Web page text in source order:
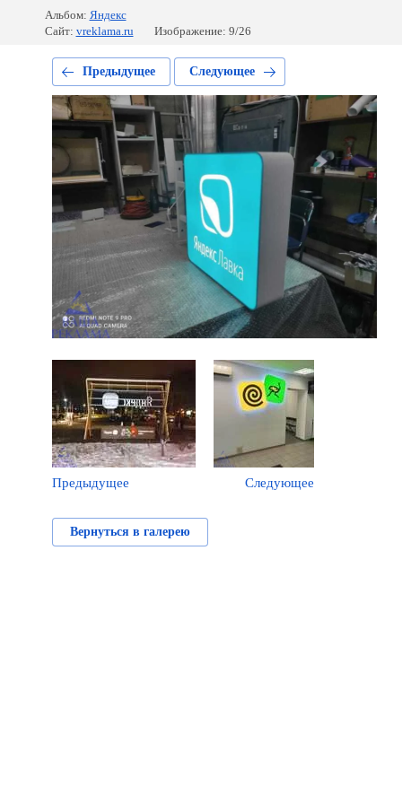
Альбом: Яндекс
Сайт: vreklama.ru Изображение: 9/26
Предыдущее Следующее
Предыдущее Следующее
Вернуться в галерею